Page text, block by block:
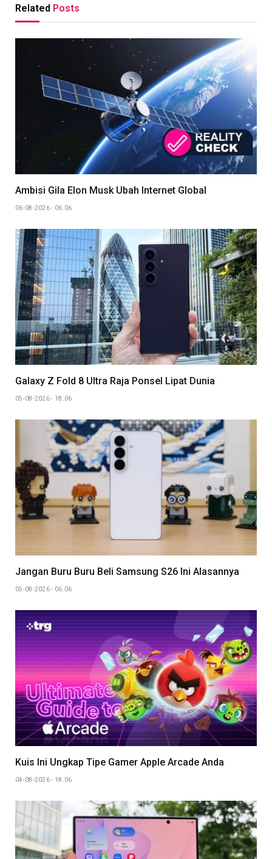
Related Posts
Ambisi Gila Elon Musk Ubah Internet Global
06-08-2026 - 06.06
Galaxy Z Fold 8 Ultra Raja Ponsel Lipat Dunia
05-08-2026 - 18.06
Jangan Buru Buru Beli Samsung S26 Ini Alasannya
05-08-2026 - 06.06
Kuis Ini Ungkap Tipe Gamer Apple Arcade Anda
04-08-2026 - 18.06